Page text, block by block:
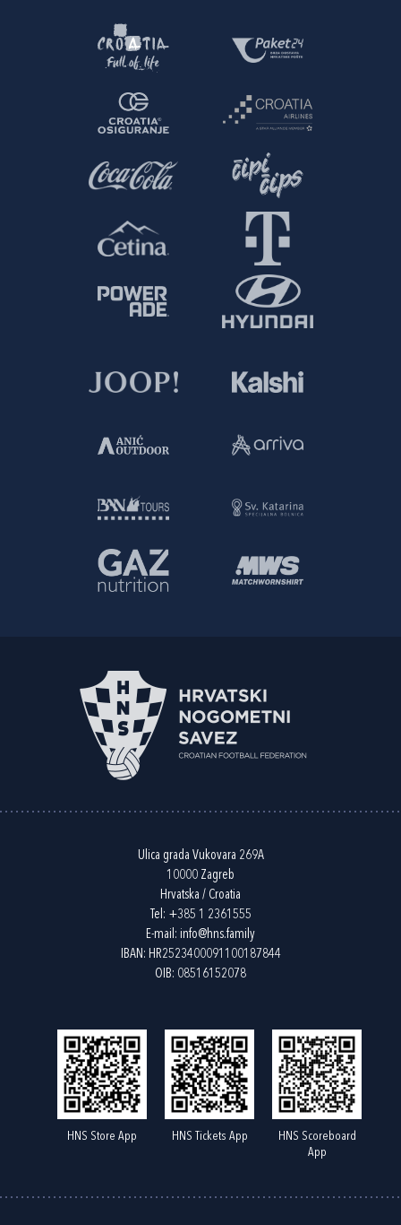
Ulica grada Vukovara 269A
10000 Zagreb
Hrvatska / Croatia
Tel: +385 1 2361555
E-mail: info@hns.family
IBAN: HR2523400091100187844
OIB: 08516152078
HNS Store App HNS Tickets App
HNS Scoreboard
App